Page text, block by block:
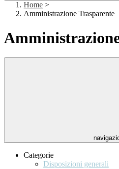
Home >
Amministrazione Trasparente
Categorie
Disposizioni generali